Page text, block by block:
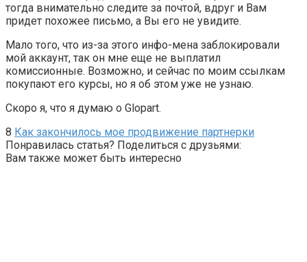
тогда внимательно следите за почтой, вдруг и Вам
придет похожее письмо, а Вы его не увидите.
Мало того, что из-за этого инфо-мена заблокировали
мой аккаунт, так он мне еще не выплатил
комиссионные. Возможно, и сейчас по моим ссылкам
покупают его курсы, но я об этом уже не узнаю.
Скоро я, что я думаю о Glopart.
8 Как закончилось мое продвижение партнерки
Понравилась статья? Поделиться с друзьями:
Вам также может быть интересно